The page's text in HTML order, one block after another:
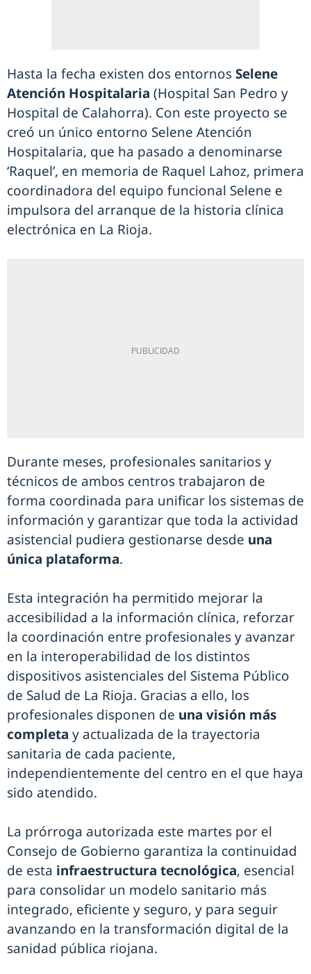
Hasta la fecha existen dos entornosSelene
Atención Hospitalaria (Hospital San Pedro y
Hospital de Calahorra). Con este proyecto se
creó un único entorno Selene Atención
Hospitalaria, que ha pasado a denominarse
‘Raquel’, en memoria de Raquel Lahoz, primera
coordinadora del equipo funcional Selene e
impulsora del arranque de la historia clínica
electrónica en La Rioja.
Durante meses, profesionales sanitarios y
técnicos de ambos centros trabajaron de
forma coordinada para unificar los sistemas de
información y garantizar que toda la actividad
asistencial pudiera gestionarse desde una
única plataforma.
Esta integración ha permitido mejorar la
accesibilidad a la información clínica, reforzar
la coordinación entre profesionales y avanzar
en la interoperabilidad de los distintos
dispositivos asistenciales del Sistema Público
de Salud de La Rioja. Gracias a ello, los
profesionales disponen de una visión más
completa y actualizada de la trayectoria
sanitaria de cada paciente,
independientemente del centro en el que haya
sido atendido.
La prórroga autorizada este martes por el
Consejo de Gobierno garantiza la continuidad
de esta infraestructura tecnológica, esencial
para consolidar un modelo sanitario más
integrado, eficiente y seguro, y para seguir
avanzando en la transformación digital de la
sanidad pública riojana.